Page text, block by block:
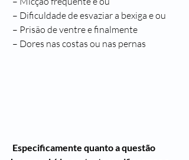
– Dificuldade de esvaziar a bexiga e ou
– Prisão de ventre e finalmente
– Dores nas costas ou nas pernas